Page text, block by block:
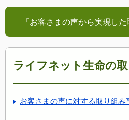
「お客さまの声から実現した
ライフネット生命の
お客さまの声に対する取り組み